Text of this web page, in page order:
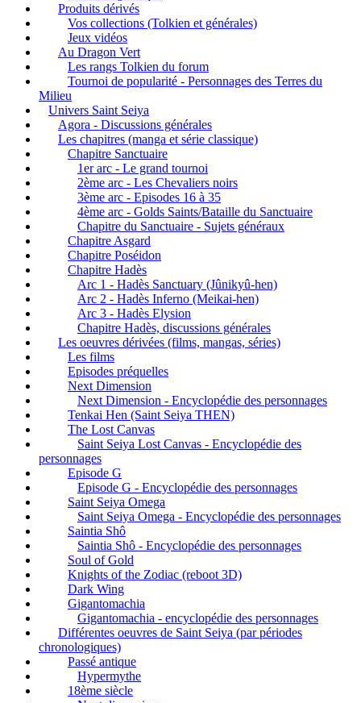
Produits dérivés
Vos collections (Tolkien et générales)
Jeux vidéos
Au Dragon Vert
Les rangs Tolkien du forum
Tournoi de popularité - Personnages des Terres du
Milieu
Univers Saint Seiya
Agora - Discussions générales
Les chapitres (manga et série classique)
Chapitre Sanctuaire
1er arc - Le grand tournoi
2ème arc - Les Chevaliers noirs
3ème arc - Episodes 16 à 35
4ème arc - Golds Saints/Bataille du Sanctuaire
Chapitre du Sanctuaire - Sujets généraux
Chapitre Asgard
Chapitre Poséidon
Chapitre Hadès
Arc 1 - Hadès Sanctuary (Jûnikyû-hen)
Arc 2 - Hadès Inferno (Meikai-hen)
Arc 3 - Hadès Elysion
Chapitre Hadès, discussions générales
Les oeuvres dérivées (films, mangas, séries)
Les films
Episodes préquelles
Next Dimension
Next Dimension - Encyclopédie des personnages
Tenkai Hen (Saint Seiya THEN)
The Lost Canvas
Saint Seiya Lost Canvas - Encyclopédie des
personnages
Episode G
Episode G - Encyclopédie des personnages
Saint Seiya Omega
Saint Seiya Omega - Encyclopédie des personnages
Saintia Shô
Saintia Shô - Encyclopédie des personnages
Soul of Gold
Knights of the Zodiac (reboot 3D)
Dark Wing
Gigantomachia
Gigantomachia - encyclopédie des personnages
Différentes oeuvres de Saint Seiya (par périodes
chronologiques)
Passé antique
Hypermythe
18ème siècle